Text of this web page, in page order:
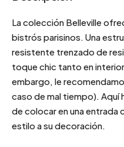
La colección Belleville
bistrós parisinos. Una
resistente trenzado de
toque chic tanto en
embargo, le
caso de mal tiempo). Aquí
de colocar en una entrada
estilo a su decoración.